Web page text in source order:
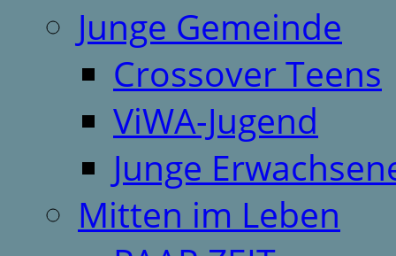
Junge Gemeinde
Crossover Teens
ViWA-Jugend
Junge
Mitten im Leben